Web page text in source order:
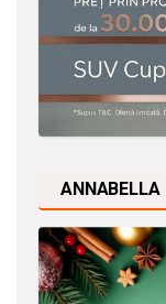
ANNABELLA